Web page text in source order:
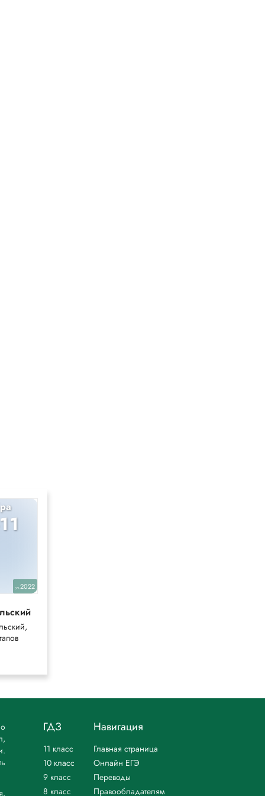
уч.2022
ГДЗ
11 класс
10 класс
9 класс
8 класс
Навигация
Главная страница
Онлайн ЕГЭ
Переводы
Правообладателям